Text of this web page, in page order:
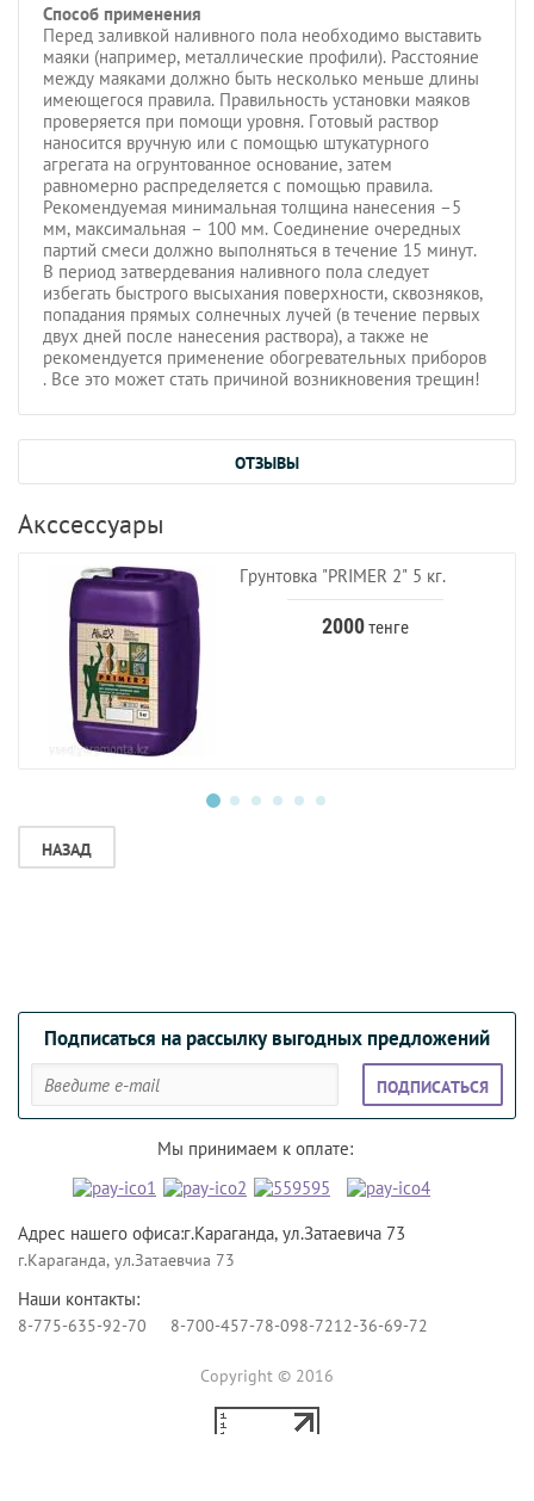
Способ применения
Перед заливкой наливного пола необходимо выставить
маяки (например, металлические профили). Расстояние
между маяками должно быть несколько меньше длины
имеющегося правила. Правильность установки маяков
проверяется при помощи уровня. Готовый раствор
наносится вручную или с помощью штукатурного
агрегата на огрунтованное основание, затем
равномерно распределяется с помощью правила.
Рекомендуемая минимальная толщина нанесения –5
мм, максимальная – 100 мм. Соединение очередных
партий смеси должно выполняться в течение 15 минут.
В период затвердевания наливного пола следует
избегать быстрого высыхания поверхности, сквозняков,
попадания прямых солнечных лучей (в течение первых
двух дней после нанесения раствора), а также не
рекомендуется применение обогревательных приборов
. Все это может стать причиной возникновения трещин!
ОТЗЫВЫ
Акссессуары
Грунтовка "PRIMER 2" 5 кг.
2000тенге
НАЗАД
Подписаться на рассылку выгодных предложений
ПОДПИСАТЬСЯ
Мы принимаем к оплате:
Адрес нашего офиса:г.Караганда, ул.Затаевича 73
г.Караганда, ул.Затаевчиа 73
Наши контакты:
8-775-635-92-70 8-700-457-78-098-7212-36-69-72
Copyright © 2016